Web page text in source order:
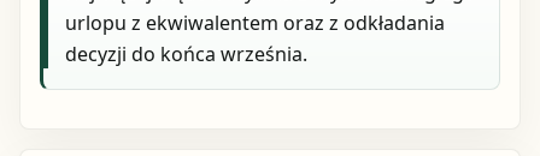
urlopu z ekwiwalentem oraz z odkładania
decyzji do końca września.